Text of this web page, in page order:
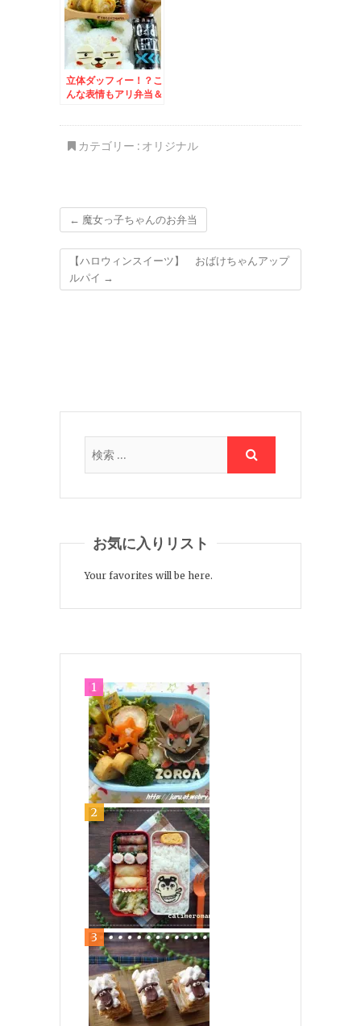
立体ダッフィー！？こ
んな表情もアリ弁当＆
カテゴリー : オリジナル
← 魔女っ子ちゃんのお弁当
【ハロウィンスイーツ】 おばけちゃんアップ
ルパイ →
お気に入りリスト
Your favorites will be here.